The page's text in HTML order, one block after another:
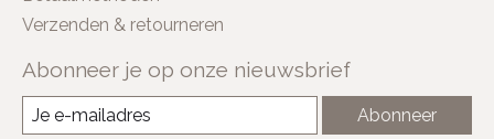
Verzenden & retourneren
Abonneer je op onze nieuwsbrief
Abonneer